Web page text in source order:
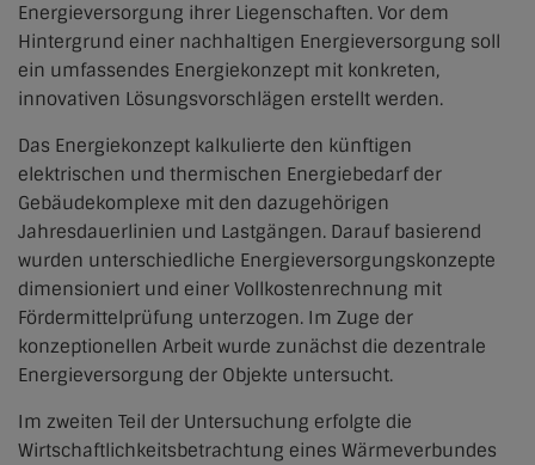
Energieversorgung ihrer Liegenschaften. Vor dem
Hintergrund einer nachhaltigen Energieversorgung soll
ein umfassendes Energiekonzept mit konkreten,
innovativen Lösungsvorschlägen erstellt werden.
Das Energiekonzept kalkulierte den künftigen
elektrischen und thermischen Energiebedarf der
Gebäudekomplexe mit den dazugehörigen
Jahresdauerlinien und Lastgängen. Darauf basierend
wurden unterschiedliche Energieversorgungskonzepte
dimensioniert und einer Vollkostenrechnung mit
Fördermittelprüfung unterzogen. Im Zuge der
konzeptionellen Arbeit wurde zunächst die dezentrale
Energieversorgung der Objekte untersucht.
Im zweiten Teil der Untersuchung erfolgte die
Wirtschaftlichkeitsbetrachtung eines Wärmeverbundes